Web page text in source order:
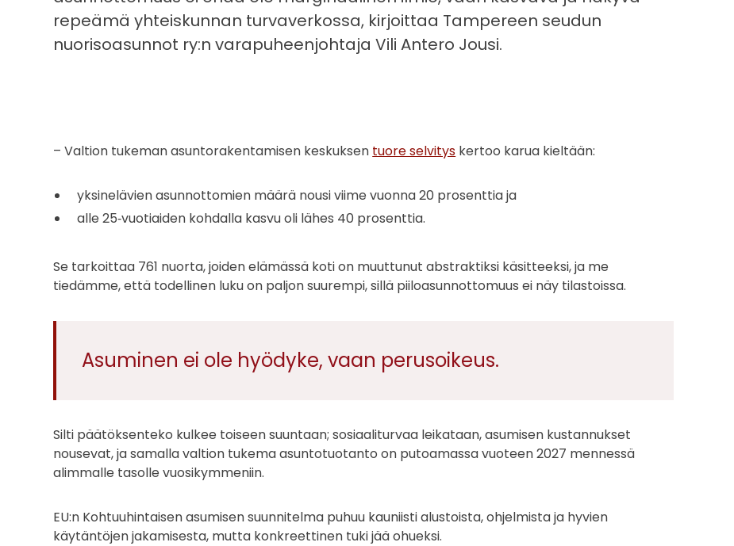
repeämä yhteiskunnan turvaverkossa, kirjoittaa Tampereen seudun
nuorisoasunnot ry:n varapuheenjohtaja Vili Antero Jousi.
– Valtion tukeman asuntorakentamisen keskuksen tuore selvitys kertoo karua kieltään:
yksinelävien asunnottomien määrä nousi viime vuonna 20 prosenttia ja
alle 25‑vuotiaiden kohdalla kasvu oli lähes 40 prosenttia.
Se tarkoittaa 761 nuorta, joiden elämässä koti on muuttunut abstraktiksi käsitteeksi, ja me
tiedämme, että todellinen luku on paljon suurempi, sillä piiloasunnottomuus ei näy tilastoissa.
Asuminen ei ole hyödyke, vaan perusoikeus.
Silti päätöksenteko kulkee toiseen suuntaan; sosiaaliturvaa leikataan, asumisen kustannukset
nousevat, ja samalla valtion tukema asuntotuotanto on putoamassa vuoteen 2027 mennessä
alimmalle tasolle vuosikymmeniin.
EU:n Kohtuuhintaisen asumisen suunnitelma puhuu kauniisti alustoista, ohjelmista ja hyvien
käytäntöjen jakamisesta, mutta konkreettinen tuki jää ohueksi.